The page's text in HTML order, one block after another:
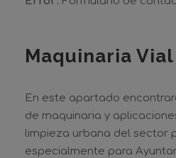
Maquinaria Vial
En este apartado
de maquinaria y
limpieza urbana del sector
especialmente para